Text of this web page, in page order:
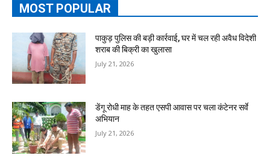
MOST POPULAR
पाकुड़ पुलिस की बड़ी कार्रवाई, घर में चल रही अवैध विदेशी
शराब की बिक्री का खुलासा
July 21, 2026
डेंगू रोधी माह के तहत एसपी आवास पर चला कंटेनर सर्वे
अभियान
July 21, 2026